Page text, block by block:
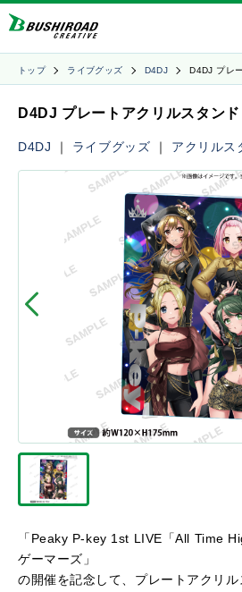
トップ ライブグッズ D4DJ D4DJ プレ
D4DJ プレートアクリルスタン
D4DJ ｜ ライブグッズ ｜ アクリルス
「 Peaky P-key 1st LIVE「All Time
ゲーマーズ 」
の開催を記念して、プレートアクリル